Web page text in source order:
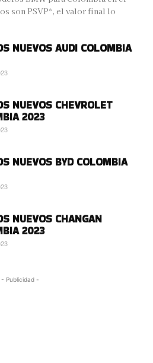
son PSVP*, el valor final lo
NUEVOS AUDI COLOMBIA
NUEVOS CHEVROLET
2023
NUEVOS BYD COLOMBIA
NUEVOS CHANGAN
2023
- Publicidad -